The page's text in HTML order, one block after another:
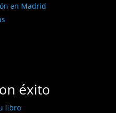
en Madrid
éxito
libro